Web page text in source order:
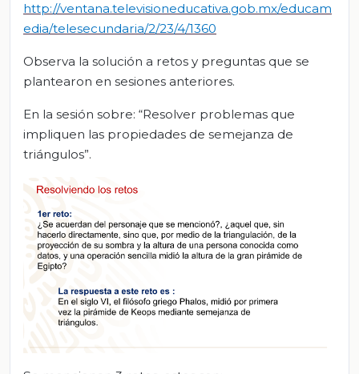
http://ventana.televisioneducativa.gob.mx/educam
edia/telesecundaria/2/23/4/1360
Observa la solución a retos y preguntas que se
plantearon en sesiones anteriores.
En la sesión sobre: “Resolver problemas que
impliquen las propiedades de semejanza de
triángulos”.